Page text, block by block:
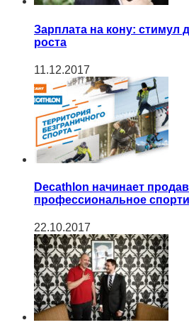
Зарплата на кону: стимул
роста
11.12.2017
Decathlon начинает
профессиональное
22.10.2017